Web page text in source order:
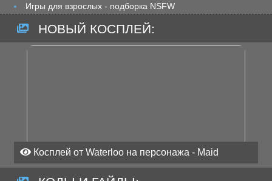
Игры для взрослых - подборка NSFW
НОВЫЙ КОСПЛЕЙ:
Косплей от Waterloo на персонажа - Maid